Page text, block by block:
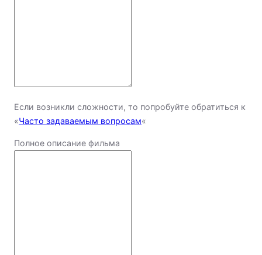
Если возникли сложности, то попробуйте обратиться к
«Часто задаваемым вопросам«
Полное описание фильма